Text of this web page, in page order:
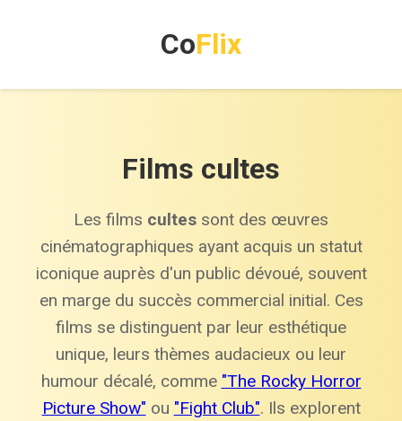
CoFlix
Films cultes
Les films cultes sont des œuvres
cinématographiques ayant acquis un statut
iconique auprès d'un public dévoué, souvent
en marge du succès commercial initial. Ces
films se distinguent par leur esthétique
unique, leurs thèmes audacieux ou leur
humour décalé, comme "The Rocky Horror
Picture Show" ou "Fight Club". Ils explorent